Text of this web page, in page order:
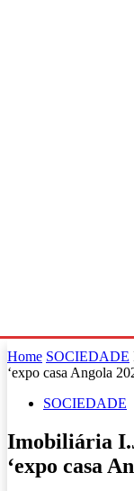
Home SOCIEDADE
‘expo casa Angola
SOCIEDADE
Imobiliária
‘expo casa